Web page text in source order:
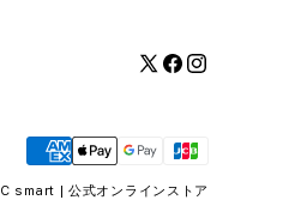
Twitter
Facebook
Instagram
支
払
C smart | 公式オンラインストア